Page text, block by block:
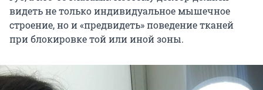
видеть не только индивидуальное мышечное
строение, но и «предвидеть» поведение тканей
при блокировке той или иной зоны.